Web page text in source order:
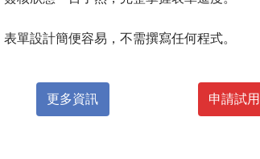
表單設計簡便容易，不需撰寫任何程式。
更多資訊 申請試用